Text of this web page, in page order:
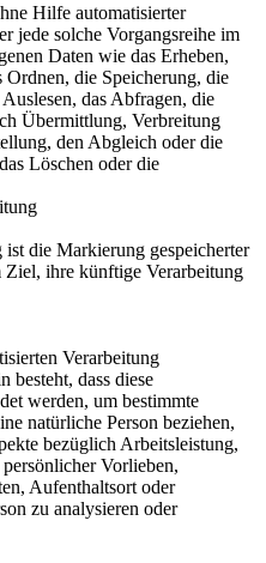
Hilfe automatisierter
jede solche Vorgangsreihe im
Daten wie das Erheben,
Ordnen, die Speicherung, die
das Abfragen, die
Übermittlung, Verbreitung
den Abgleich oder die
Löschen oder die
die Markierung gespeicherter
Ziel, ihre künftige Verarbeitung
Verarbeitung
besteht, dass diese
werden, um bestimmte
natürliche Person beziehen,
bezüglich Arbeitsleistung,
Vorlieben,
Aufenthaltsort oder
zu analysieren oder